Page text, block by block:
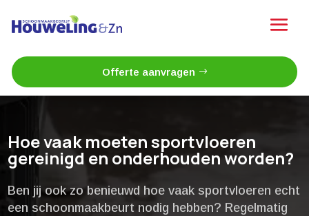
Offerte aanvragen
Hoe vaak moeten sportvloeren
gereinigd en onderhouden worden?
Ben jij ook zo benieuwd hoe vaak sportvloeren echt
een schoonmaakbeurt nodig hebben? Regelmatig